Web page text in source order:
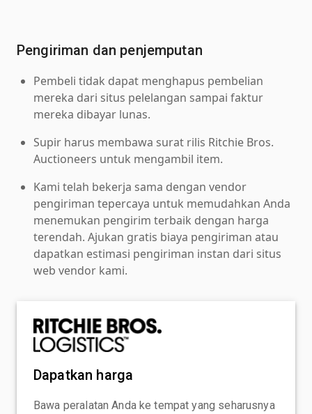
Pengiriman dan penjemputan
Pembeli tidak dapat menghapus pembelian
mereka dari situs pelelangan sampai faktur
mereka dibayar lunas.
Supir harus membawa surat rilis Ritchie Bros.
Auctioneers untuk mengambil item.
Kami telah bekerja sama dengan vendor
pengiriman tepercaya untuk memudahkan Anda
menemukan pengirim terbaik dengan harga
terendah. Ajukan gratis biaya pengiriman atau
dapatkan estimasi pengiriman instan dari situs
web vendor kami.
Dapatkan harga
Bawa peralatan Anda ke tempat yang seharusnya